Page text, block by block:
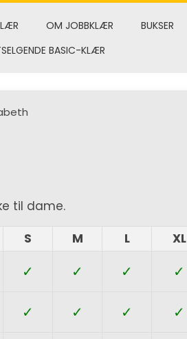
OM JOBBKLÆR
BUKSER
BASIC-KLÆR
til dame.
S M L XL
✓ ✓ ✓ ✓
✓ ✓ ✓ ✓